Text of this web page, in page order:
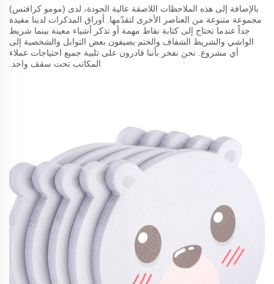
بالإضافة إلى هذه الملاحظات اللاصقة عالية الجودة، لدى (مومو كرافتس)
مجموعة متنوعة من العناصر الأخرى لتقدّمها. أوراق المذكرات لدينا مفيدة
جداً عندما تحتاج إلى كتابة نقاط مهمة أو تذكر أشياء معينة بينما شريط
الواشي والشريط الشفاف والختم يضيفون بعض التوابل والشخصية إلى
أي مشروع. نحن نفخر بأننا قادرون على تلبية جميع احتياجات عملاء
المكاتب تحت سقف واحد.